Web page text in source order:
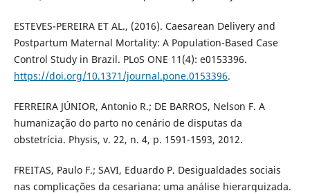
ESTEVES-PEREIRA ET AL., (2016). Caesarean Delivery and
Postpartum Maternal Mortality: A Population-Based Case
Control Study in Brazil. PLoS ONE 11(4): e0153396.
https://doi.org/10.1371/journal.pone.0153396.
FERREIRA JÚNIOR, Antonio R.; DE BARROS, Nelson F. A
humanização do parto no cenário de disputas da
obstetrícia. Physis, v. 22, n. 4, p. 1591-1593, 2012.
FREITAS, Paulo F.; SAVI, Eduardo P. Desigualdades sociais
nas complicações da cesariana: uma análise hierarquizada.